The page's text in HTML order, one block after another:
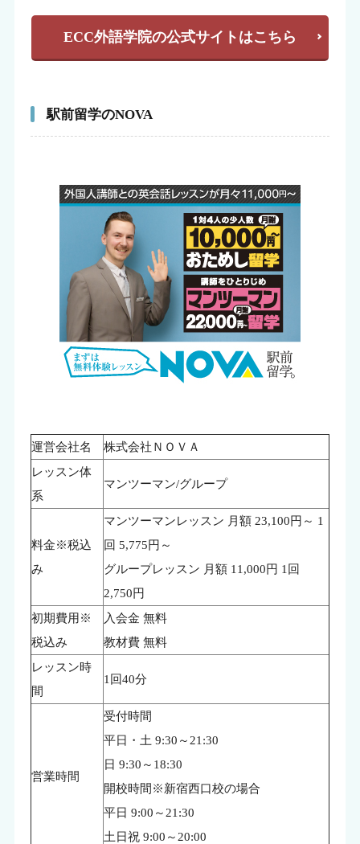
ECC外語学院の公式サイトはこちら
駅前留学のNOVA
運営会社名
株式会社ＮＯＶＡ
レッスン体
系
マンツーマン/グループ
料金※税込
み
マンツーマンレッスン 月額 23,100円～ 1
回 5,775円～
グループレッスン 月額 11,000円 1回
2,750円
初期費用※
税込み
入会金 無料
教材費 無料
レッスン時
間
1回40分
営業時間
受付時間
平日・土 9:30～21:30
日 9:30～18:30
開校時間※新宿西口校の場合
平日 9:00～21:30
土日祝 9:00～20:00